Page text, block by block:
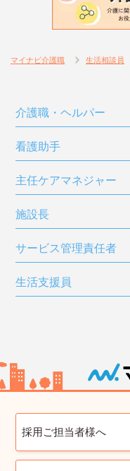
マイナビ介護職 生活相談員
介護職・ヘルパー
看護助手
主任ケアマネジャー
施設長
サービス管理責任者
生活支援員
採用ご担当者様へ